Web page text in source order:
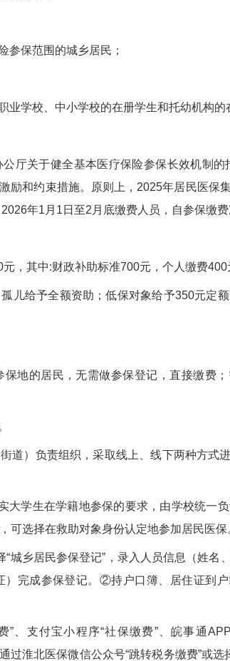
参保范围的城乡居民；
业学校、中小学校的在册学生和托幼机构的
厅关于健全基本医疗保险参保长效机制
励和约束措施。原则上，2025年居民医保
年1月1日至2月底缴费人员，自参保缴费
，其中:财政补助标准700元，个人缴费400
儿给予全额资助；低保对象给予350元定
保地的居民，无需做参保登记，直接缴费
道）负责组织，采取线上、线下两种方式
大学生在学籍地参保的要求，由学校统一
可选择在救助对象身份认定地参加居民医保
城乡居民参保登记”，录入人员信息（姓名
完成参保登记。②持户口簿、居住证到
支付宝小程序“社保缴费”、皖事通
淮北医保微信公众号“跳转税务缴费”或选